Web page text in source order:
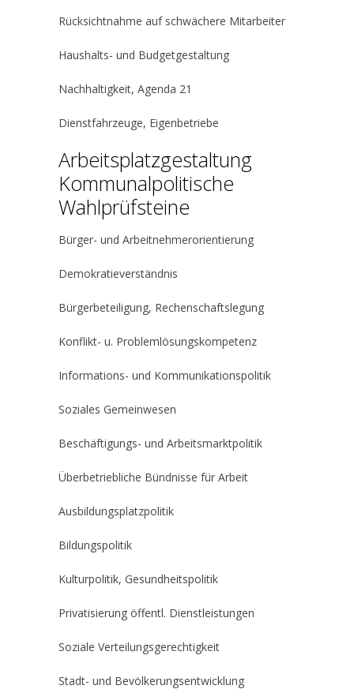
Rücksichtnahme auf schwächere Mitarbeiter
Haushalts- und Budgetgestaltung
Nachhaltigkeit, Agenda 21
Dienstfahrzeuge, Eigenbetriebe
Arbeitsplatzgestaltung
Kommunalpolitische
Wahlprüfsteine
Bürger- und Arbeitnehmerorientierung
Demokratieverständnis
Bürgerbeteiligung, Rechenschaftslegung
Konflikt- u. Problemlösungskompetenz
Informations- und Kommunikationspolitik
Soziales Gemeinwesen
Beschäftigungs- und Arbeitsmarktpolitik
Überbetriebliche Bündnisse für Arbeit
Ausbildungsplatzpolitik
Bildungspolitik
Kulturpolitik, Gesundheitspolitik
Privatisierung öffentl. Dienstleistungen
Soziale Verteilungsgerechtigkeit
Stadt- und Bevölkerungsentwicklung